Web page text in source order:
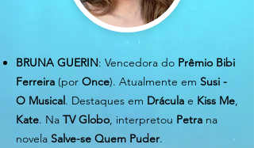
BRUNA GUERIN: Vencedora do Prêmio Bibi
Ferreira (por Once). Atualmente em Susi -
O Musical. Destaques em Drácula e Kiss Me,
Kate. Na TV Globo, interpretou Petra na
novela Salve-se Quem Puder.